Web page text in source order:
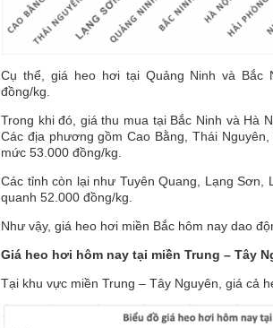
Cụ thể, giá heo hơi tại Quảng Ninh và
đồng/kg.
Trong khi đó, giá thu mua tại Bắc Ninh và Hà
Các địa phương gồm Cao Bằng, Thái
mức 53.000 đồng/kg.
Các tỉnh còn lại như Tuyên Quang, Lạng
quanh 52.000 đồng/kg.
Như vậy, giá heo hơi miền Bắc hôm nay dao
Giá heo hơi hôm nay tại miền Trung – Tây
Tại khu vực miền Trung – Tây Nguyên, giá cả